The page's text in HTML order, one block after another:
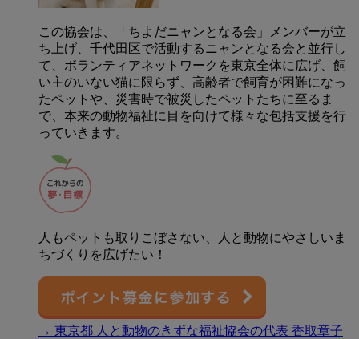
この協会は、「ちよだニャンとなる会」メンバーが立
ち上げ、千代田区で活動するニャンとなる会と並行し
て、ボランティアネットワークを東京全体に広げ、飼
い主のいない猫に限らず、高齢者で飼育が困難になっ
たペットや、災害時で被災したペットたちに至るま
で、本来の動物福祉に目を向けて様々な包括支援を行
っていきます。
人もペットも取りこぼさない、人と動物にやさしいま
ちづくりを広げたい！
→ 東京都 人と動物のきずな福祉協会の代表 香取章子